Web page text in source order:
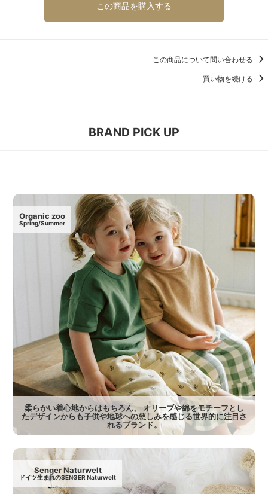
この商品を購入する
この商品について問い合わせる
買い物を続ける
BRAND PICK UP
Organic zoo
Spring/Summer
柔らかい着心地からはもちろん、 オリーブや綿をモチーフとし
たデザインからも子供や地球への慈しみを感じる世界的に注目さ
れるブランド。
Senger Naturwelt
ドイツ生まれのSENGER Naturwelt